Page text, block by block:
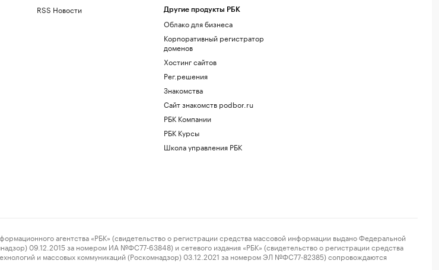
RSS Новости Другие продукты РБК
Облако для бизнеса
Корпоративный регистратор
доменов
Хостинг сайтов
Рег.решения
Знакомства
Сайт знакомств podbor.ru
РБК Компании
РБК Курсы
Школа управления РБК
агентства «РБК» (свидетельство о регистрации средства массовой информации выдано Федеральной
09.12.2015 за номером ИА №ФС77-63848) и сетевого издания «РБК» (свидетельство о регистрации средства
и массовых коммуникаций (Роскомнадзор) 03.12.2021 за номером ЭЛ №ФС77-82385) сопровождаются